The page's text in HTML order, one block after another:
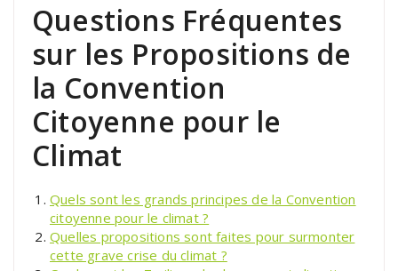
Questions Fréquentes
sur les Propositions de
la Convention
Citoyenne pour le
Climat
Quels sont les grands principes de la Convention
citoyenne pour le climat ?
Quelles propositions sont faites pour surmonter
cette grave crise du climat ?